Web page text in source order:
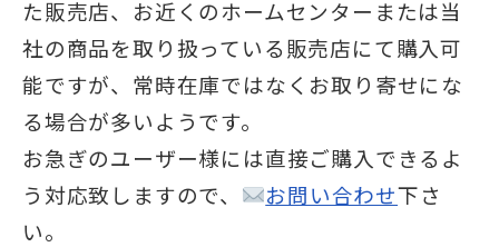
た販売店、お近くのホームセンターまたは当
社の商品を取り扱っている販売店にて購入可
能ですが、常時在庫ではなくお取り寄せにな
る場合が多いようです。
お急ぎのユーザー様には直接ご購入できるよ
う対応致しますので、
お問い合わせ下さ
い。